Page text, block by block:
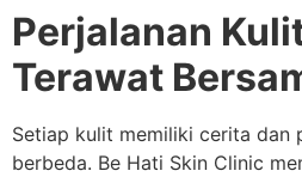
Perjalanan
Terawat
Setiap kulit memiliki cerita dan
berbeda. Be Hati Skin Clinic